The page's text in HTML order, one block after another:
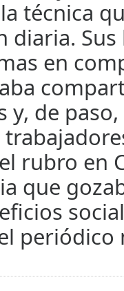
técnica
diaria.
en
y, de
rubro en
que
periódico